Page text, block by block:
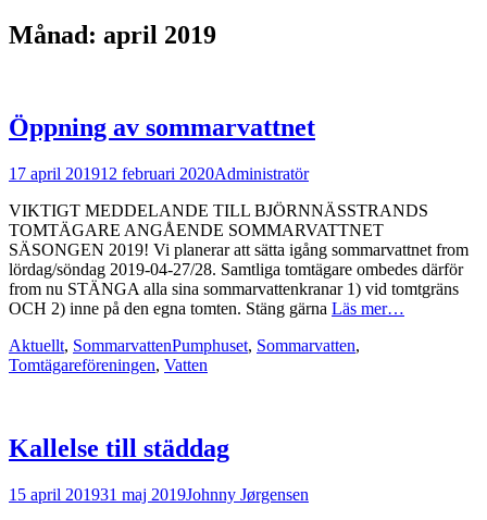
Månad: april 2019
Öppning av sommarvattnet
Postades
17 april 201912 februari 2020Författare
Administratör
VIKTIGT MEDDELANDE TILL BJÖRNNÄSSTRANDS
TOMTÄGARE ANGÅENDE SOMMARVATTNET
SÄSONGEN 2019! Vi planerar att sätta igång sommarvattnet from
lördag/söndag 2019-04-27/28. Samtliga tomtägare ombedes därför
from nu STÄNGA alla sina sommarvattenkranar 1) vid tomtgräns
OCH 2) inne på den egna tomten. Stäng gärna Läs mer…
Kategorier
Aktuellt, SommarvattenTaggar
Pumphuset, Sommarvatten,
Tomtägareföreningen, Vatten
Kallelse till städdag
Postades
15 april 201931 maj 2019Författare
Johnny Jørgensen